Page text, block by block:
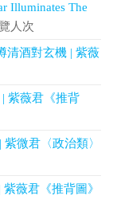
Illuminates The
人次
清酒對玄機 | 紫薇
紫薇君《推背
微君〈政治類〉
薇君《推背圖》